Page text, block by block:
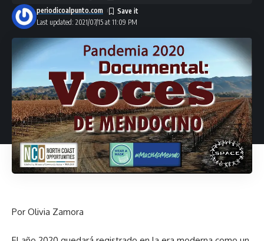
Last updated: 2021/07/15 at 11:09 PM
periodicoalpunto.com
Por Olivia Zamora